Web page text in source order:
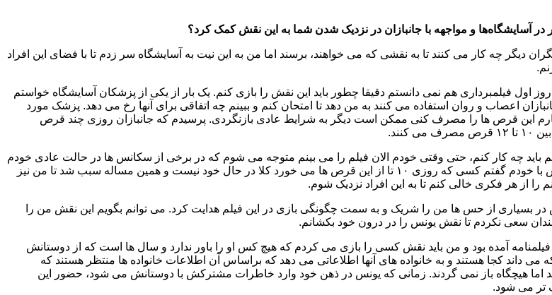
در آسایشگاه‌ها و مواجهه با جانبازان در نزدیک شدن شما به این نقش کمک کرد؟
دیگر چه کار می کنند تا به نقشی که می خواهند، برسند اما من به این نیت به آسایشگاه سر زدم تا با فضای این افراد
اول فیلمبرداری هم نمی دانستم دقیقا چطور باید این نقش را بازی کنم. یک بار از یکی از پزشکان آسایشگاه خواستم
اعصاب و روان استفاده می کنند به من دهد تا امتحان کنم و ببینم چه اتفاقی برای آنها رخ می دهد. پزشک مورد
این قرص ها را مصرف کنی ممکن است دیگر به شرایط عادی بازنگردی. پرسیدم که جانبازان روزی چند قرص
باید چه کار کنم، حتی وقتی خودم الان فیلم را می بینم متوجه می شوم که در برخی از سکانس ها در حالت عادی خودم
نیستم. در زمان ایفای نقش با خودم گفتم کسی که روزی ۱۰ تا از این قرص ها می خورد کلا در حال خود نیست و همین مساله سبب شد تا من نیز
را از هر فکری خالی کنم تا به این افراد نزدیک شوم.
در بسیاری از حس ها من را شریک و به سمت چگونگی بازی در این فیلم هدایت کرد. می توانم بگویم این نقش من را
سعی نکردم تا نقش یونس را در درون خود بکشانم.
فیلمنامه آمده بود و من باید نقش کسی را بازی می کردم که هیچ کس او را باور ندارد و سال ها است که از دوستانش
داند کجا هستند و به خانواده های آنها اطلاعاتی می دهد که براساس آن اطلاعات خانواده ها منتظر هستند که
اما هیچگاه باز نمی گردند. زمانی که یونس در ذهن خود وارد خاطرات مشترکش با دوستانش می شود، حضور این
تر می شود.